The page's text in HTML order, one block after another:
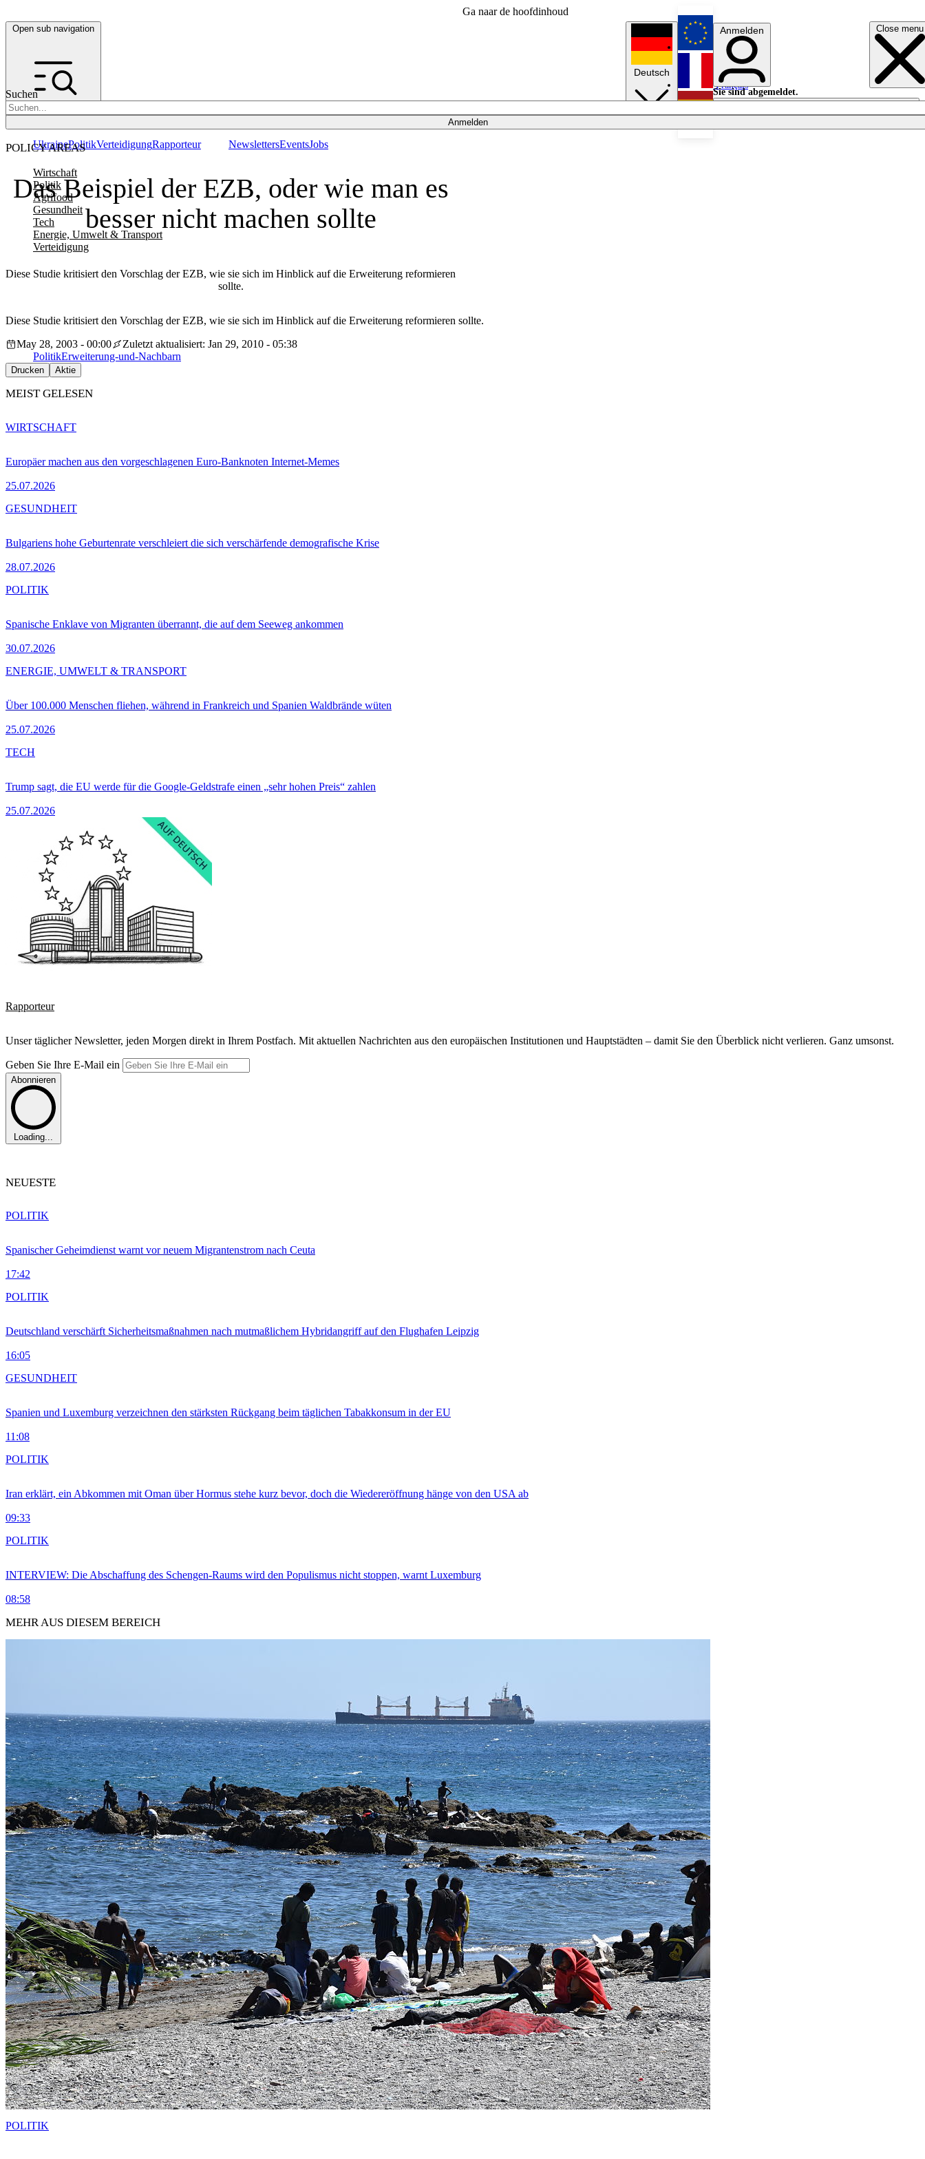
Ga naar de hoofdinhoud
Open sub navigation Close menu
Suchen
Anmelden
POLICY AREAS
Wirtschaft
Politik
Agrifood
Gesundheit
Tech
Energie, Umwelt & Transport
Verteidigung
UkrainePolitikVerteidigungRapporteur NewslettersEventsJobs
Deutsch
English
Français
Anmelden
Sie sind abgemeldet.
Anmelden
Licht aus
Das Beispiel der EZB, oder wie man es
besser nicht machen sollte
Diese Studie kritisiert den Vorschlag der EZB, wie sie sich im Hinblick auf die Erweiterung reformieren
sollte.
Diese Studie kritisiert den Vorschlag der EZB, wie sie sich im Hinblick auf die Erweiterung reformieren sollte.
May 28, 2003 - 00:00
Zuletzt aktualisiert: Jan 29, 2010 - 05:38
PolitikErweiterung-und-Nachbarn
Drucken Aktie
MEIST GELESEN
Europäer machen aus den vorgeschlagenen Euro-Banknoten Internet-Memes
25.07.2026
WIRTSCHAFT
Bulgariens hohe Geburtenrate verschleiert die sich verschärfende demografische Krise
28.07.2026
GESUNDHEIT
Spanische Enklave von Migranten überrannt, die auf dem Seeweg ankommen
30.07.2026
POLITIK
Über 100.000 Menschen fliehen, während in Frankreich und Spanien Waldbrände wüten
25.07.2026
ENERGIE, UMWELT & TRANSPORT
Trump sagt, die EU werde für die Google-Geldstrafe einen „sehr hohen Preis“ zahlen
25.07.2026
TECH
Rapporteur
Unser täglicher Newsletter, jeden Morgen direkt in Ihrem Postfach. Mit aktuellen Nachrichten aus den europäischen Institutionen und Hauptstädten – damit Sie den Überblick nicht verlieren. Ganz umsonst.
Geben Sie Ihre E-Mail ein
Abonnieren
Loading...
NEUESTE
Spanischer Geheimdienst warnt vor neuem Migrantenstrom nach Ceuta
17:42
POLITIK
Deutschland verschärft Sicherheitsmaßnahmen nach mutmaßlichem Hybridangriff auf den Flughafen Leipzig
16:05
POLITIK
Spanien und Luxemburg verzeichnen den stärksten Rückgang beim täglichen Tabakkonsum in der EU
11:08
GESUNDHEIT
Iran erklärt, ein Abkommen mit Oman über Hormus stehe kurz bevor, doch die Wiedereröffnung hänge von den USA ab
09:33
POLITIK
INTERVIEW: Die Abschaffung des Schengen-Raums wird den Populismus nicht stoppen, warnt Luxemburg
08:58
POLITIK
MEHR AUS DIESEM BEREICH
POLITIK